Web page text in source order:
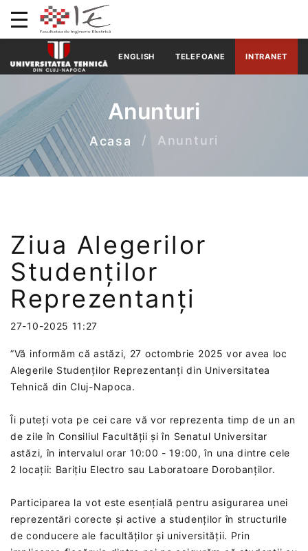
ENGLISH TELEFOANE INTRANET
Anunturi
Acasa Anunturi
Ziua Alegerilor
Studenților
Reprezentanți
27-10-2025 11:27
”Vă informăm că astăzi, 27 octombrie 2025 vor avea loc
Alegerile Studenților Reprezentanți din Universitatea
Tehnică din Cluj-Napoca.
Îi puteți vota pe cei care vă vor reprezenta timp de un an
de zile în Consiliul Facultății și în Senatul Universitar
astăzi, în intervalul orar 10:00 - 19:00, în una dintre cele
2 locații: Barițiu Electro sau Laboratoare Dorobanților.
Participarea la vot este esențială pentru asigurarea unei
reprezentări corecte și active a studenților în structurile
de conducere ale facultăților și universității. Prin